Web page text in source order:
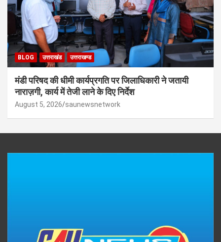
BLOG उत्तराखंड उत्तराखण्ड
मंडी परिषद की धीमी कार्यप्रगति पर जिलाधिकारी ने जतायी
नाराज़गी, कार्य में तेजी लाने के दिए निर्देश
August 5, 2026 saunewsnetwork